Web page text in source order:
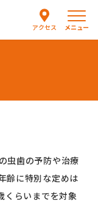
アクセス メニュー
虫歯の予防や治療
齢に特別な定めは
くらいまでを対象